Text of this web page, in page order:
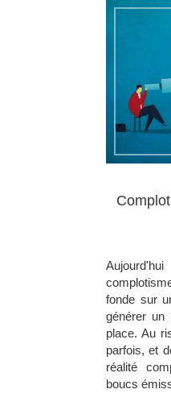
fonde sur
générer un
place. Au
parfois, et
réalité
boucs